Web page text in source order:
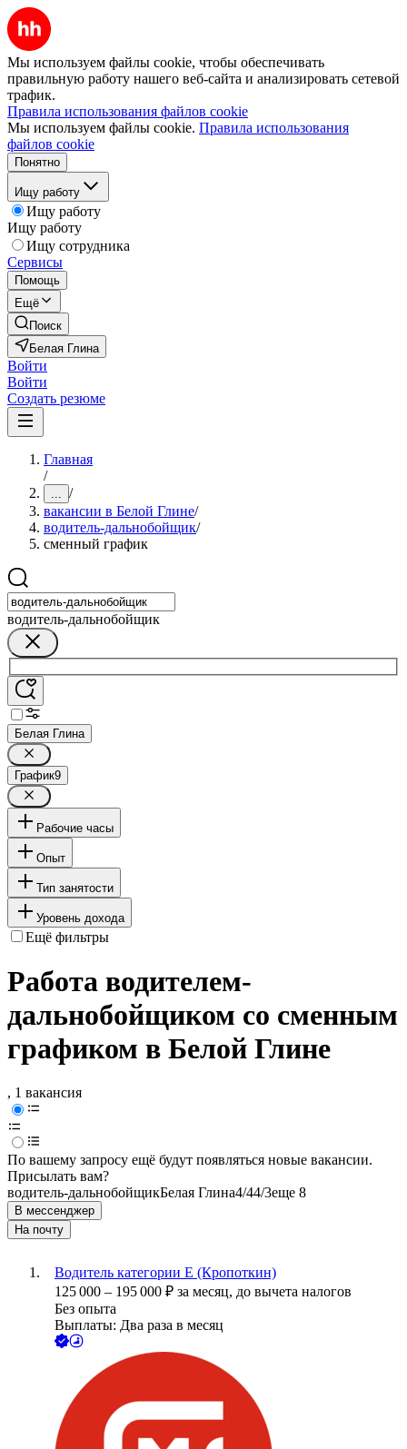
Мы используем файлы cookie, чтобы обеспечивать
правильную работу нашего веб-сайта и анализировать сетевой
трафик.
Правила использования файлов cookie
Мы используем файлы cookie. Правила использования
файлов cookie
Понятно
Ищу работу
Ищу работу
Ищу работу
Ищу сотрудника
Сервисы
Помощь
Ещё
Поиск
Белая Глина
Войти
Войти
Создать резюме
Главная
/
... /
вакансии в Белой Глине/
водитель-дальнобойщик/
сменный график
водитель-дальнобойщик
Белая Глина
График9
Рабочие часы
Опыт
Тип занятости
Уровень дохода
Ещё фильтры
Работа водителем-
дальнобойщиком со сменным
графиком в Белой Глине
, 1 вакансия
По вашему запросу ещё будут появляться новые вакансии.
Присылать вам?
водитель-дальнобойщикБелая Глина4/44/3еще 8
В мессенджер
На почту
Водитель категории Е (Кропоткин)
125 000 – 195 000 ₽ за месяц, до вычета налогов
Без опыта
Выплаты: Два раза в месяц